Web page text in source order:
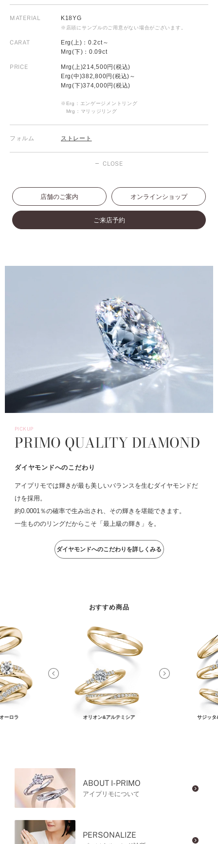
MATERIAL K18YG
※店頭にサンプルのご用意がない場合がございます。
CARAT
Erg(上)：0.2ct～
Mrg(下)：0.09ct
PRICE
Mrg(上)214,500円(税込)
Erg(中)382,800円(税込)～
Mrg(下)374,000円(税込)
※Erg：エンゲージメントリング
Mrg：マリッジリング
フォルム ストレート
CLOSE
店舗のご案内 オンラインショップ
ご来店予約
PICKUP
PRIMO QUALITY DIAMOND
ダイヤモンドへのこだわり
アイプリモでは輝きが最も美しいバランスを生むダイヤモンドだ
けを採用。
約0.0001％の確率で生み出され、その輝きを堪能できます。
一生もののリングだからこそ「最上級の輝き」を。
ダイヤモンドへのこだわりを詳しくみる
おすすめ商品
ーロラ オリオン&アルテミシア サジッタ
ABOUT I-PRIMO
アイプリモについて
PERSONALIZE